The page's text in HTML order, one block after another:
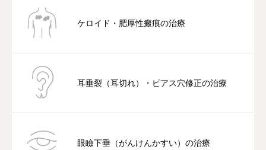
ケロイド・肥厚性瘢痕の治療
耳垂裂（耳切れ）・ピアス穴修正の治療
眼瞼下垂（がんけんかすい）の治療